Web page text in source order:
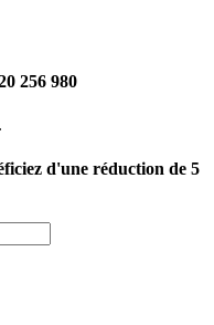
256 980
d'une réduction de 5